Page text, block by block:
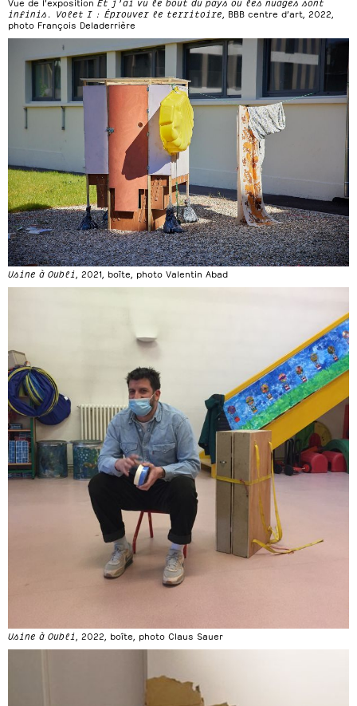
infinis. Volet I : Éprouver le territoire, BBB centre d’art, 2022,
photo François Deladerrière
Usine à Oubli , 2021, boîte, photo Valentin Abad
Usine à Oubli , 2022, boîte, photo Claus Sauer